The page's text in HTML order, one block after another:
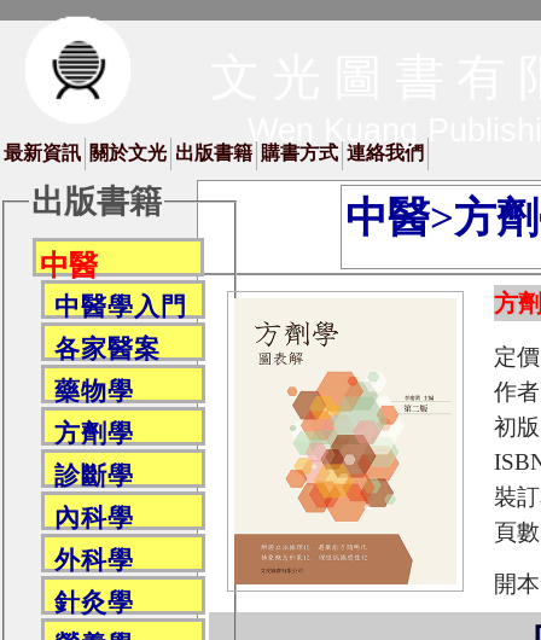
Wen Kuang
最新資訊 關於文光 出版書籍 購書方式 連絡我們
出版書籍
中醫
中醫學入門
各家醫案
藥物學
方劑學
診斷學
內科學
外科學
針灸學
中醫>方
方
定
作
初
裝
頁
開